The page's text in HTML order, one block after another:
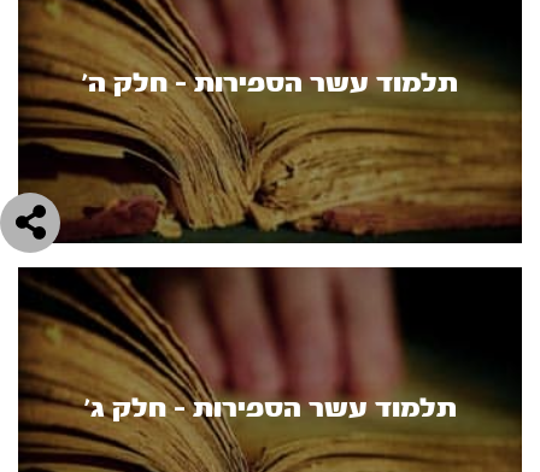
תלמוד עשר הספירות - חלק ה’
תלמוד עשר הספירות - חלק ג'